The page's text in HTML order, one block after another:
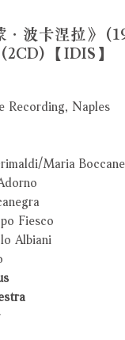
．波卡涅拉》
【IDIS】
Recording, Naples
Maria
Fiesco
Albiani